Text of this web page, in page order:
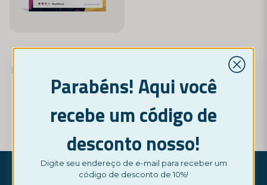
Parvovírus Canino A (CPV)
12,95 €
COMPRAR AGORA
Parabéns! Aqui você
recebe um código de
desconto nosso!
Digite seu endereço de e-mail para receber um
código de desconto de 10%!